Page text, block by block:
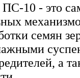
ПС-10 - это
семян
а